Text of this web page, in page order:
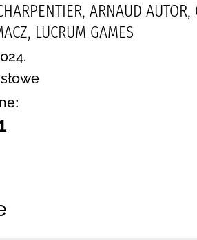
ARNAUD
LUCRUM GAMES